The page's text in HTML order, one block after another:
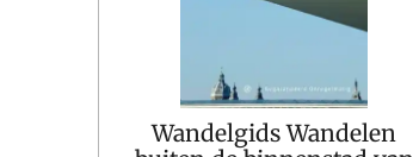
Wandelgids Wandelen